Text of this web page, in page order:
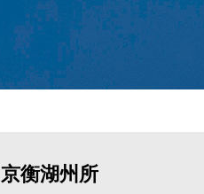
京衡湖州所